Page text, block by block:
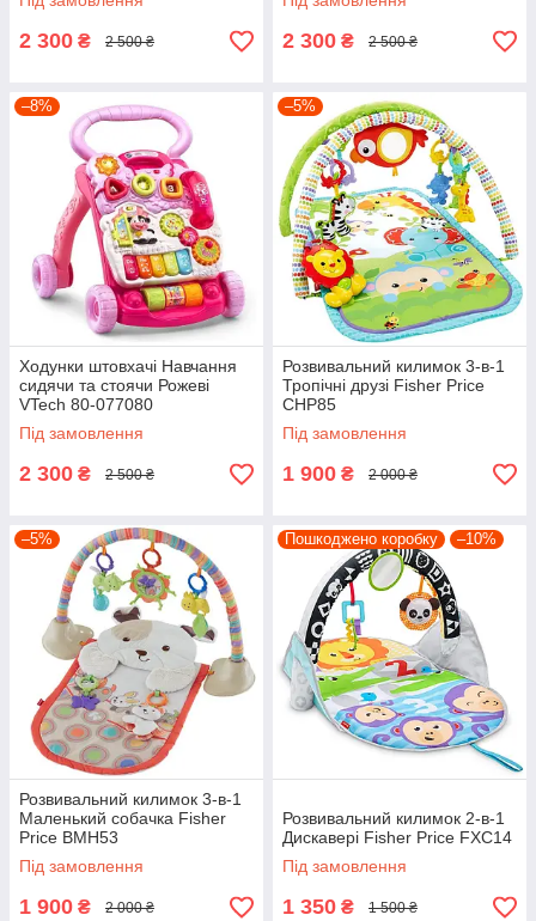
2 300 ₴ 2 500 ₴ 2 300 ₴ 2 500 ₴
–8%
Ходунки штовхачі Навчання
сидячи та стоячи Рожеві
VTech 80-077080
Під замовлення
2 300 ₴ 2 500 ₴
–5%
Розвивальний килимок 3-в-1
Тропічні друзі Fisher Price
CHP85
Під замовлення
1 900 ₴ 2 000 ₴
–5%
Розвивальний килимок 3-в-1
Маленький собачка Fisher
Price BMH53
Під замовлення
1 900 ₴ 2 000 ₴
Пошкоджено коробку –10%
Розвивальний килимок 2-в-1
Дискавері Fisher Price FXC14
Під замовлення
1 350 ₴ 1 500 ₴